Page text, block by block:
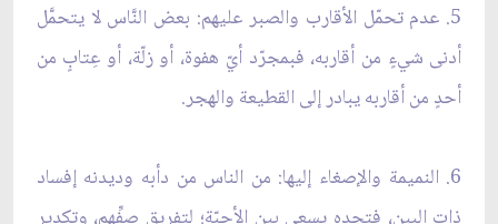
5. عدم تحمّل الأقارب والصبر عليهم: بعض النَّاس لا يتحمَّل
أدنى شيءٍ من أقاربه، فبمجرّد أيّ هفوة، أو زلّة، أو عِتابٍ من
أحدٍ من أقاربه يبادر إلى القطيعة والهجر.
6. النميمة والإصغاء إليها: من الناس من دأبه وديدنه إفساد